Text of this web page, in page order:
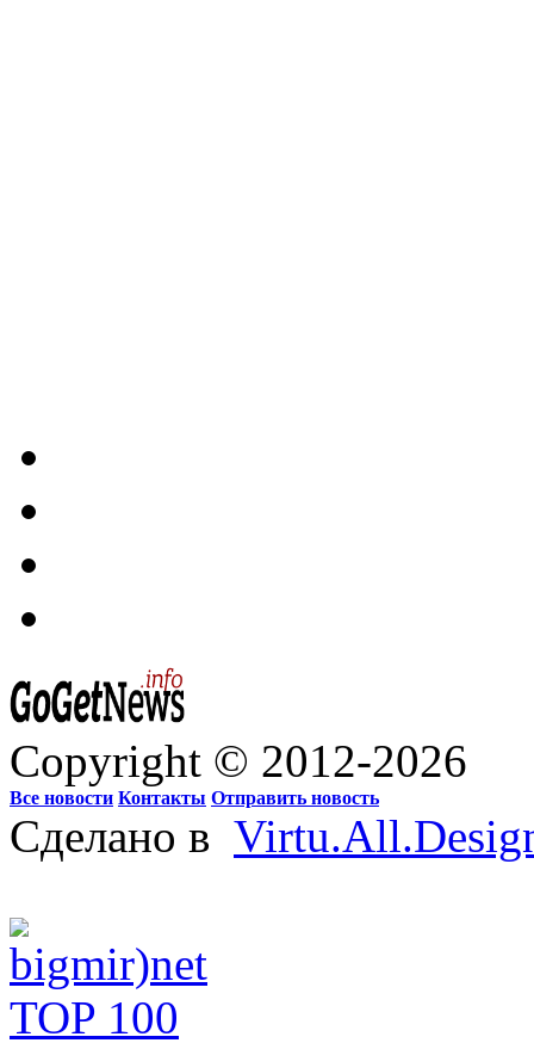
Copyright © 2012-2026
Все новости Контакты Отправить новость
Сделано в